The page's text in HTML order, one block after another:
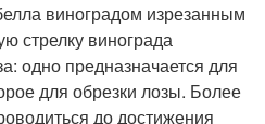
виноградом изрезанным
стрелку винограда
одно предназначается для
для обрезки лозы. Более
до достижения